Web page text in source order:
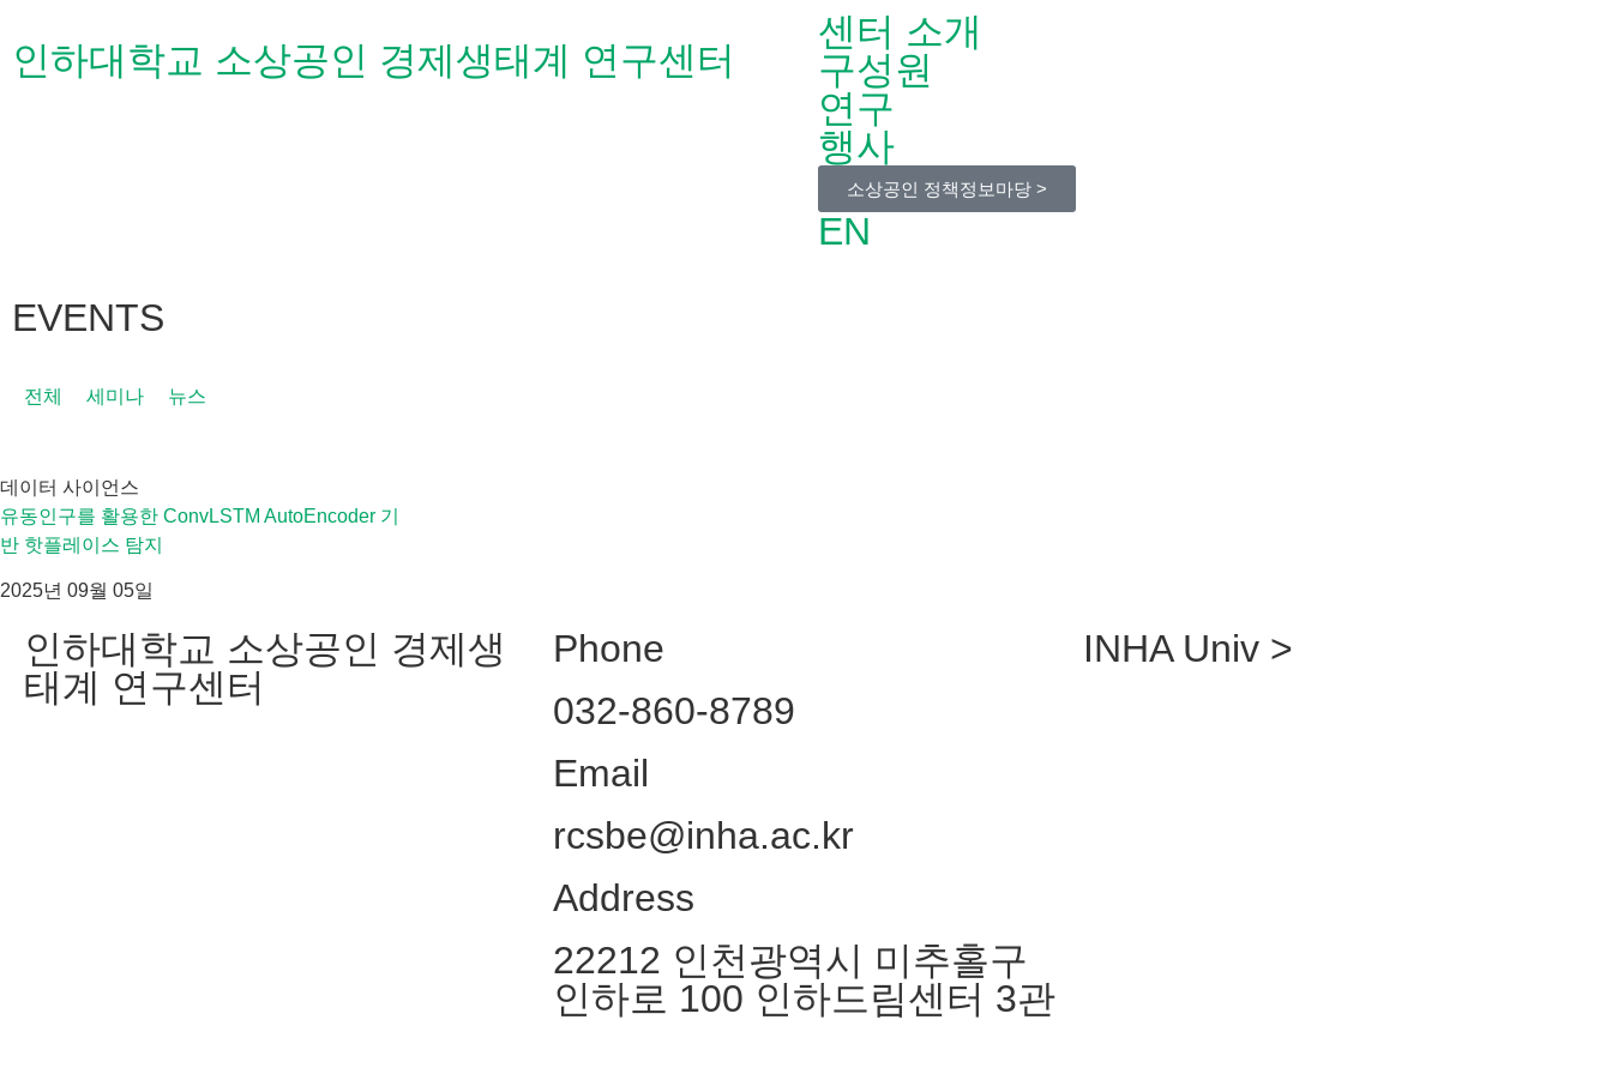
인하대학교 소상공인 경제생태계 연구센터
센터 소개
구성원
연구
행사
소상공인 정책정보마당 >
EN
EVENTS
전체 세미나 뉴스
데이터 사이언스
유동인구를 활용한 ConvLSTM AutoEncoder 기
반 핫플레이스 탐지
2025년 09월 05일
인하대학교 소상공인 경제생
태계 연구센터
Phone
032-860-8789
Email
rcsbe@inha.ac.kr
Address
22212 인천광역시 미추홀구
인하로 100 인하드림센터 3관
INHA Univ >